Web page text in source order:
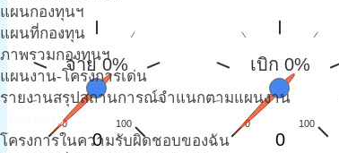
แผนกองทุนฯ
แผนที่กองทุน
ภาพรวมกองทุนฯ
แผนงาน-โครงการเด่น
รายงานสรุปสถานการณ์จำแนกตามแผนงาน
โครงการ
โครงการในความรับผิดชอบของฉัน
จ่าย 0%
0 100
0
เบิก 0%
0 100
0